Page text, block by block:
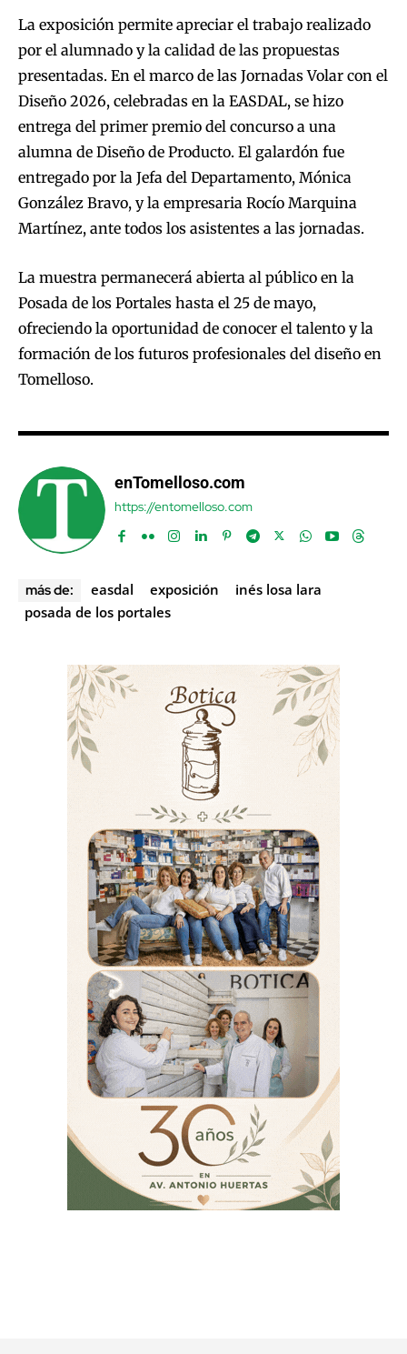
La exposición permite apreciar el trabajo realizado
por el alumnado y la calidad de las propuestas
presentadas. En el marco de las Jornadas Volar con el
Diseño 2026, celebradas en la EASDAL, se hizo
entrega del primer premio del concurso a una
alumna de Diseño de Producto. El galardón fue
entregado por la Jefa del Departamento, Mónica
González Bravo, y la empresaria Rocío Marquina
Martínez, ante todos los asistentes a las jornadas.
La muestra permanecerá abierta al público en la
Posada de los Portales hasta el 25 de mayo,
ofreciendo la oportunidad de conocer el talento y la
formación de los futuros profesionales del diseño en
Tomelloso.
enTomelloso.com
https://entomelloso.com
más de: easdal exposición
inés losa lara
posada de los portales